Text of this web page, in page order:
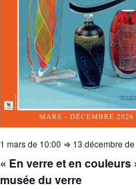
« En verre et en couleurs
musée du verre
1 mars de 10:00 ⇒ 13 décembre